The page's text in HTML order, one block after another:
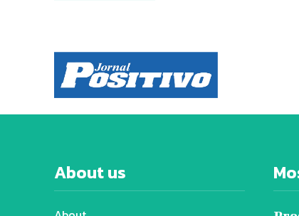
About us